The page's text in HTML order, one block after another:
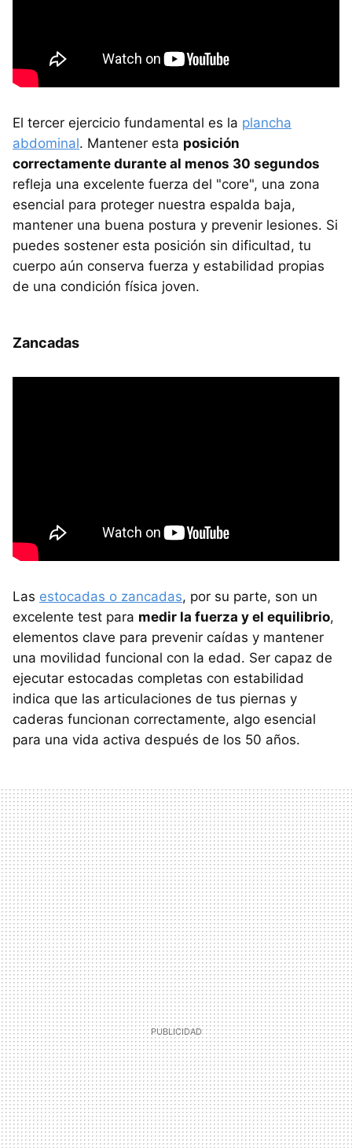
El tercer ejercicio fundamental es la plancha
abdominal. Mantener esta posición
correctamente durante al menos 30 segundos
refleja una excelente fuerza del "core", una zona
esencial para proteger nuestra espalda baja,
mantener una buena postura y prevenir lesiones. Si
puedes sostener esta posición sin dificultad, tu
cuerpo aún conserva fuerza y estabilidad propias
de una condición física joven.
Zancadas
Las estocadas o zancadas, por su parte, son un
excelente test para medir la fuerza y el equilibrio,
elementos clave para prevenir caídas y mantener
una movilidad funcional con la edad. Ser capaz de
ejecutar estocadas completas con estabilidad
indica que las articulaciones de tus piernas y
caderas funcionan correctamente, algo esencial
para una vida activa después de los 50 años.